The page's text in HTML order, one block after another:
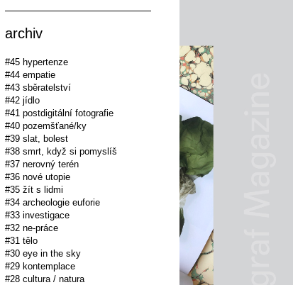
archiv
#45 hypertenze
#44 empatie
#43 sběratelství
#42 jídlo
#41 postdigitální fotografie
#40 pozemšťané/ky
#39 slat, bolest
#38 smrt, když si pomyslíš
#37 nerovný terén
#36 nové utopie
#35 žít s lidmi
#34 archeologie euforie
#33 investigace
#32 ne-práce
#31 tělo
#30 eye in the sky
#29 kontemplace
#28 cultura / natura